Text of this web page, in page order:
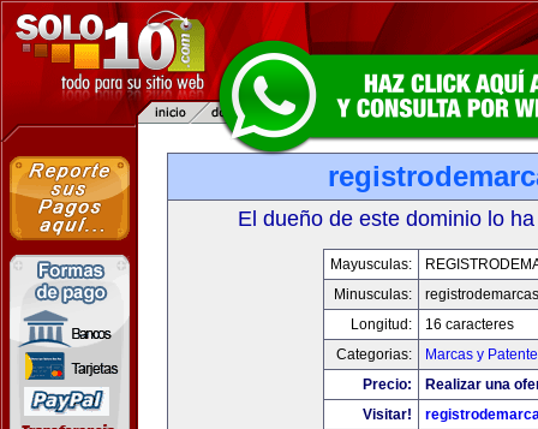
El dueño de este dominio lo
Mayusculas:
Minusculas:
Longitud:
16 caracteres
Categorias:
Marcas y
Precio:
Realizar una
Visitar!